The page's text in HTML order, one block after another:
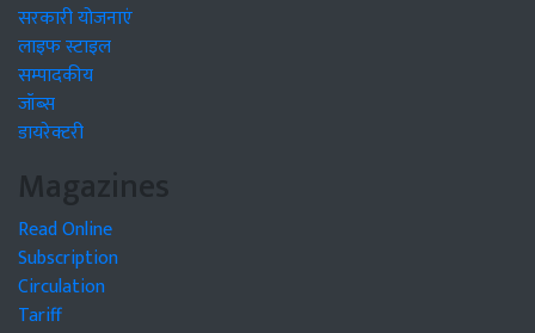
सरकारी योजनाएं
लाइफ स्टाइल
सम्पादकीय
जॉब्स
डायरेक्टरी
Magazines
Read Online
Subscription
Circulation
Tariff